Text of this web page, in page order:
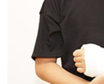
2025.12.16
お知らせ：インフルエン
にスプレーするタイプ）は
2025年12月16日終